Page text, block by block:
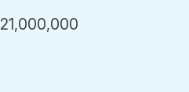
21,000,000